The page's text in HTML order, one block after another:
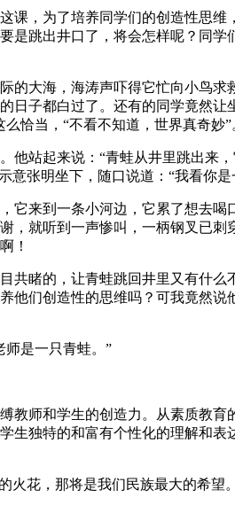
，为了培养同学们的创造性思维
跳出井口了，将会怎样呢？同
大海，海涛声吓得它忙向小鸟求
子都白过了。还有的同学竟然
恰当，“不看不知道，世界真奇妙”
站起来说：“青蛙从井里跳出来
张明坐下，随口说道：“我看你
来到一条小河边，它累了想去喝
就听到一声惨叫，一柄钢叉已
！
的，让青蛙跳回井里又有什么
们创造性的思维吗？可我竟然
是一只青蛙。”
师和学生的创造力。从素质教育
独特的和富有个性化的理解和
花，那将是我们民族最大的希望。